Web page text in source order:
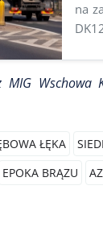
na
MIG
ŁĘKA
EPOKA BRĄZU